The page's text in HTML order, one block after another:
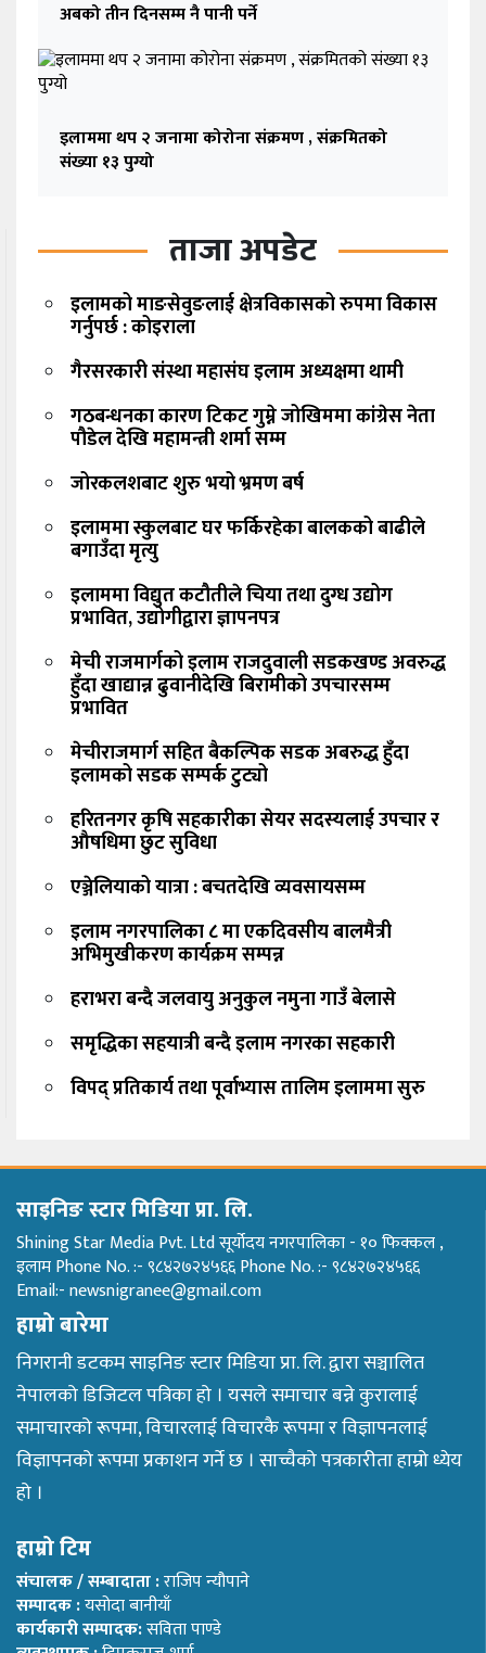
अबको तीन दिनसम्म नै पानी पर्ने
इलाममा थप २ जनामा कोरोना संक्रमण , संक्रमितको
संख्या १३ पुग्यो
ताजा अपडेट
इलामको माङसेवुङलाई क्षेत्रविकासको रुपमा विकास
गर्नुपर्छ : कोइराला
गैरसरकारी संस्था महासंघ इलाम अध्यक्षमा थामी
गठबन्धनका कारण टिकट गुम्ने जोखिममा कांग्रेस नेता
पौडेल देखि महामन्त्री शर्मा सम्म
जोरकलशबाट शुरु भयो भ्रमण बर्ष
इलाममा स्कुलबाट घर फर्किरहेका बालकको बाढीले
बगाउँदा मृत्यु
इलाममा विद्युत कटौतीले चिया तथा दुग्ध उद्योग
प्रभावित, उद्योगीद्वारा ज्ञापनपत्र
मेची राजमार्गको इलाम राजदुवाली सडकखण्ड अवरुद्ध
हुँदा खाद्यान्न ढुवानीदेखि बिरामीको उपचारसम्म
प्रभावित
मेचीराजमार्ग सहित बैकल्पिक सडक अबरुद्ध हुँदा
इलामको सडक सम्पर्क टुट्यो
हरितनगर कृषि सहकारीका सेयर सदस्यलाई उपचार र
औषधिमा छुट सुविधा
एञ्जेलियाको यात्रा : बचतदेखि व्यवसायसम्म
इलाम नगरपालिका ८ मा एकदिवसीय बालमैत्री
अभिमुखीकरण कार्यक्रम सम्पन्न
हराभरा बन्दै जलवायु अनुकुल नमुना गाउँ बेलासे
समृद्धिका सहयात्री बन्दै इलाम नगरका सहकारी
विपद् प्रतिकार्य तथा पूर्वाभ्यास तालिम इलाममा सुरु
साइनिङ स्टार मिडिया प्रा. लि.
Shining Star Media Pvt. Ltd सूर्योदय नगरपालिका - १० फिक्कल ,
इलाम Phone No. :- ९८४२७२४५६६ Phone No. :- ९८४२७२४५६६
Email:- newsnigranee@gmail.com
हाम्रो बारेमा
निगरानी डटकम साइनिङ स्टार मिडिया प्रा. लि. द्वारा सञ्चालित
नेपालको डिजिटल पत्रिका हो । यसले समाचार बन्ने कुरालाई
समाचारको रूपमा, विचारलाई विचारकै रूपमा र विज्ञापनलाई
विज्ञापनको रूपमा प्रकाशन गर्ने छ । साच्चैको पत्रकारीता हाम्रो ध्येय
हो ।
हाम्रो टिम
संचालक / सम्बादाता :राजिप न्यौपाने
सम्पादक :यसोदा बानीयाँ
कार्यकारी सम्पादक:सविता पाण्डे